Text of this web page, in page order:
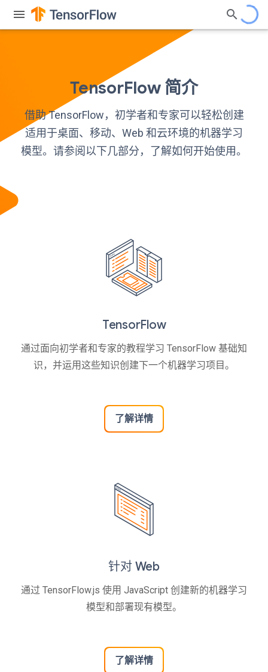
TensorFlow 简介
借助 TensorFlow，初学者和专家可以轻松创建
适用于桌面、移动、Web 和云环境的机器学习
模型。请参阅以下几部分，了解如何开始使用。
TensorFlow
通过面向初学者和专家的教程学习 TensorFlow 基础知
识，并运用这些知识创建下一个机器学习项目。
了解详情
针对 Web
通过 TensorFlow.js 使用 JavaScript 创建新的机器学习
模型和部署现有模型。
了解详情